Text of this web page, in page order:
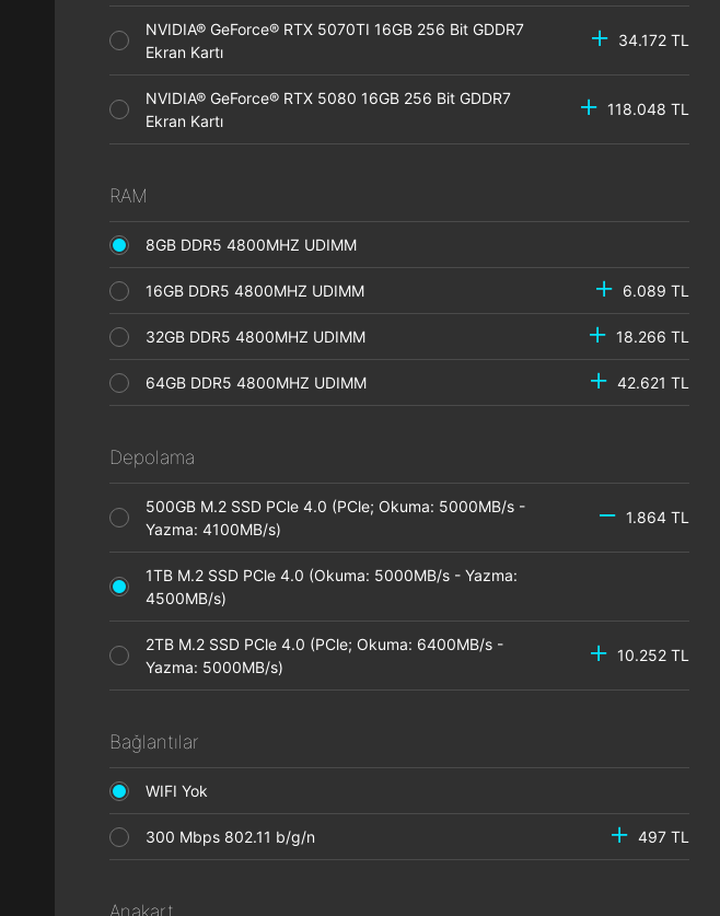
NVIDIA® GeForce® RTX 5070TI 16GB 256 Bit GDDR7
Ekran Kartı
34.172 TL
NVIDIA® GeForce® RTX 5080 16GB 256 Bit GDDR7
Ekran Kartı
118.048 TL
RAM
8GB DDR5 4800MHZ UDIMM
16GB DDR5 4800MHZ UDIMM 6.089 TL
32GB DDR5 4800MHZ UDIMM 18.266 TL
64GB DDR5 4800MHZ UDIMM 42.621 TL
Depolama
500GB M.2 SSD PCle 4.0 (PCle; Okuma: 5000MB/s -
Yazma: 4100MB/s)
1.864 TL
1TB M.2 SSD PCle 4.0 (Okuma: 5000MB/s - Yazma:
4500MB/s)
2TB M.2 SSD PCle 4.0 (PCle; Okuma: 6400MB/s -
Yazma: 5000MB/s)
10.252 TL
Bağlantılar
WIFI Yok
300 Mbps 802.11 b/g/n 497 TL
Anakart